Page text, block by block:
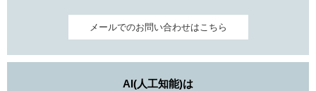
メールでのお問い合わせはこちら
AI(人工知能)は